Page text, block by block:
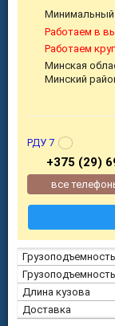
Длина кузова
Доставка
Минимальный
Работаем в
Работаем
Минская
Минский
РДУ 7
+375 (29)
все